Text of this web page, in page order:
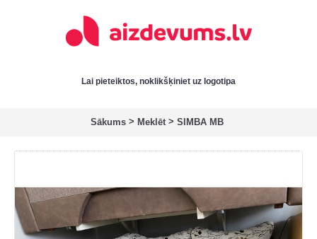
Lai pieteiktos, noklikšķiniet uz logotipa
Sākums > Meklēt > SIMBA MB